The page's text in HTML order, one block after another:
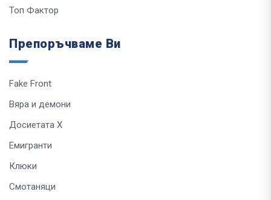
Топ Фактор
Препоръчваме Ви
Fake Front
Вяра и демони
Досиетата Х
Емигранти
Клюки
Смотаняци